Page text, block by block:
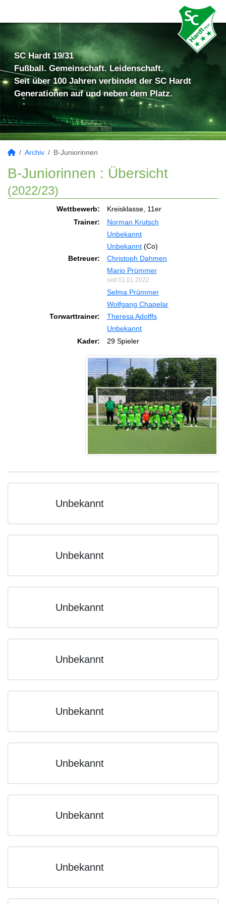
SC Hardt 19/31
Fußball. Gemeinschaft. Leidenschaft.
Seit über 100 Jahren verbindet der SC Hardt
Generationen auf und neben dem Platz.
Archiv B-Juniorinnen
B-Juniorinnen : Übersicht
(2022/23)
Wettbewerb:
Kreisklasse, 11er
Trainer:
Norman Krutsch
Unbekannt
Unbekannt (Co)
Betreuer:
Christoph Dahmen
Mario Prümmer
seit 01.01.2022
Selma Prümmer
Wolfgang Chapelar
Torwarttrainer:
Theresa Adolffs
Unbekannt
Kader:
29 Spieler
Unbekannt
Unbekannt
Unbekannt
Unbekannt
Unbekannt
Unbekannt
Unbekannt
Unbekannt